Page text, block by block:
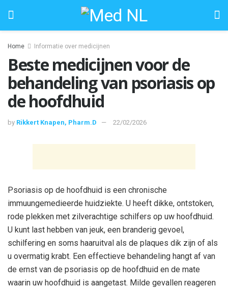
Home Informatie over medicijnen
Beste medicijnen voor de
behandeling van psoriasis op
de hoofdhuid
by Rikkert Knapen, Pharm.D 22/02/2026
Psoriasis op de hoofdhuid is een chronische
immuungemedieerde huidziekte. U heeft dikke, ontstoken,
rode plekken met zilverachtige schilfers op uw hoofdhuid.
U kunt last hebben van jeuk, een branderig gevoel,
schilfering en soms haaruitval als de plaques dik zijn of als
u overmatig krabt. Een effectieve behandeling hangt af van
de ernst van de psoriasis op de hoofdhuid en de mate
waarin uw hoofdhuid is aangetast. Milde gevallen reageren